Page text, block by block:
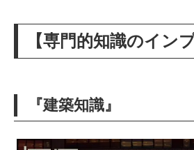
【専門的知識のイン
『建築知識』